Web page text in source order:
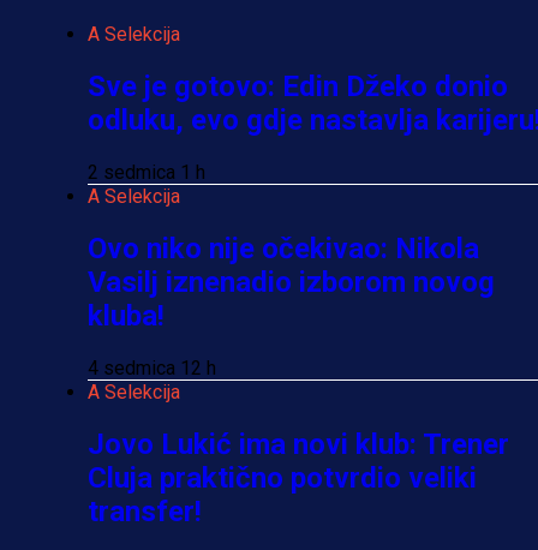
A Selekcija
Sve je gotovo: Edin Džeko donio
odluku, evo gdje nastavlja
2 sedmica 1 h
A Selekcija
Ovo niko nije očekivao: Nikola
Vasilj iznenadio izborom novog
kluba!
4 sedmica 12 h
A Selekcija
Jovo Lukić ima novi klub: Trener
Cluja praktično potvrdio veliki
transfer!